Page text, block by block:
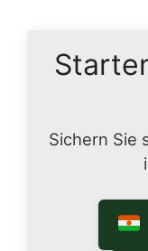
Sichern Sie